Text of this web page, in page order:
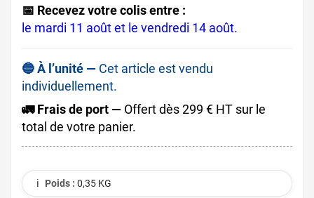
📅 Recevez votre colis entre :
le mardi 11 août et le vendredi 14 août.
🔵 À l’unité — Cet article est vendu
individuellement.
🚛 Frais de port — Offert dès 299 € HT sur le
total de votre panier.
ℹ️ Poids : 0,35 KG